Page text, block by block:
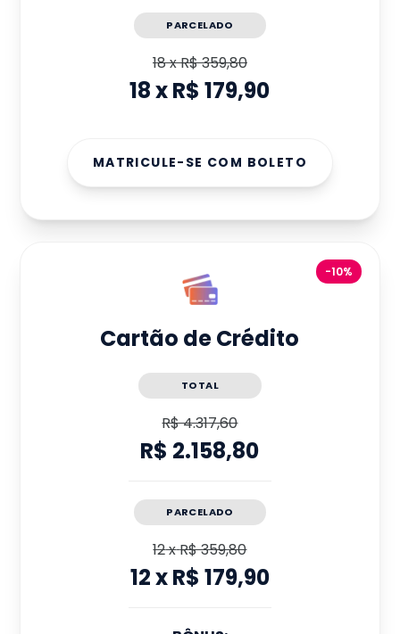
PARCELADO
18xR$ 359,80
18xR$ 179,90
MATRICULE-SE COM BOLETO
-10%
Cartão de Crédito
TOTAL
R$ 4.317,60
R$ 2.158,80
PARCELADO
12xR$ 359,80
12xR$ 179,90